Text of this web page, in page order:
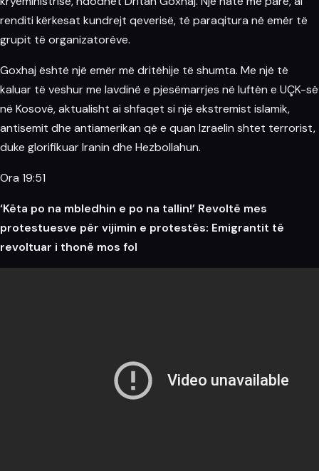
renditi kërkesat kundrejt qeverisë, të paraqitura në emër të
grupit të organizatorëve.
Goxhaj është një emër më dritëhije të shumta. Me një të
kaluar të veshur me lavdinë e pjesëmarrjes në luftën e UÇK-së
në Kosovë, aktualisht ai shfaqet si një ekstremist islamik,
antisemit dhe antiamerikan që e quan Izraelin shtet terrorist,
duke glorifikuar Iranin dhe Hezbollahun.
Ora 19:51
‘Këta po na mbledhin e po na tallin!’ Revoltë mes
protestuesve për vijimin e protestës: Emigrantit të
revoltuar i thonë mos fol